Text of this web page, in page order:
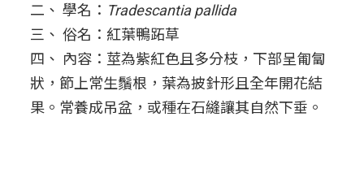
二、 學名： Tradescantia pallida
三、 俗名：紅葉鴨跖草
四、 內容：莖為紫紅色且多分枝，下部呈匍匐
狀，節上常生鬚根，葉為披針形且全年開花結
果。常養成吊盆，或種在石縫讓其自然下垂。